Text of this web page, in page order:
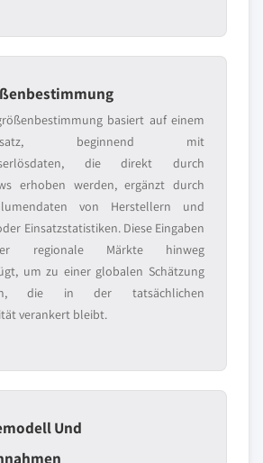
basiert auf einem
Ansatz, beginnend mit
die direkt durch
erhoben werden, ergänzt durch
von Herstellern und
Einsatzstatistiken. Diese Eingaben
regionale Märkte hinweg
um zu einer globalen Schätzung
die in der tatsächlichen
verankert bleibt.
Und